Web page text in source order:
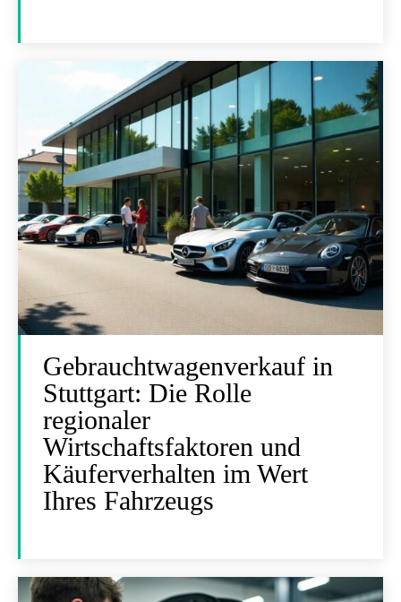
Gebrauchtwagenverkauf in
Stuttgart: Die Rolle
regionaler
Wirtschaftsfaktoren und
Käuferverhalten im Wert
Ihres Fahrzeugs